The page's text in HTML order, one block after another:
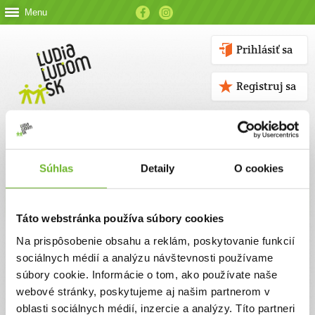
Súhlas Detaily O cookies
Táto webstránka používa súbory cookies
Na prispôsobenie obsahu a reklám, poskytovanie funkcií
sociálnych médií a analýzu návštevnosti používame
súbory cookie. Informácie o tom, ako používate naše
webové stránky, poskytujeme aj našim partnerom v
oblasti sociálnych médií, inzercie a analýzy. Títo partneri
Menu
Prihlásiť sa
Registruj sa
Kontaktné údaje
V prípade akýchkoľvek otázok nás neváhajte kontaktovať
emailom, alebo telefonicky.
ĽUDIA ĽUĎOM, n. o.